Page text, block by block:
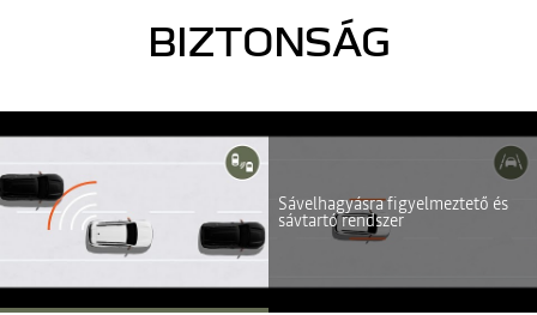
BIZTONSÁG
A Youtube nem elérhető. Engedélyezze a közösségi sütik
elhelyezését a videótartalom eléréséhez.
MINDENT ELUTASÍTOK
MINDENT ELFOGADOK
Sávelhagyásra figyelmeztető és
sávtartó rendszer